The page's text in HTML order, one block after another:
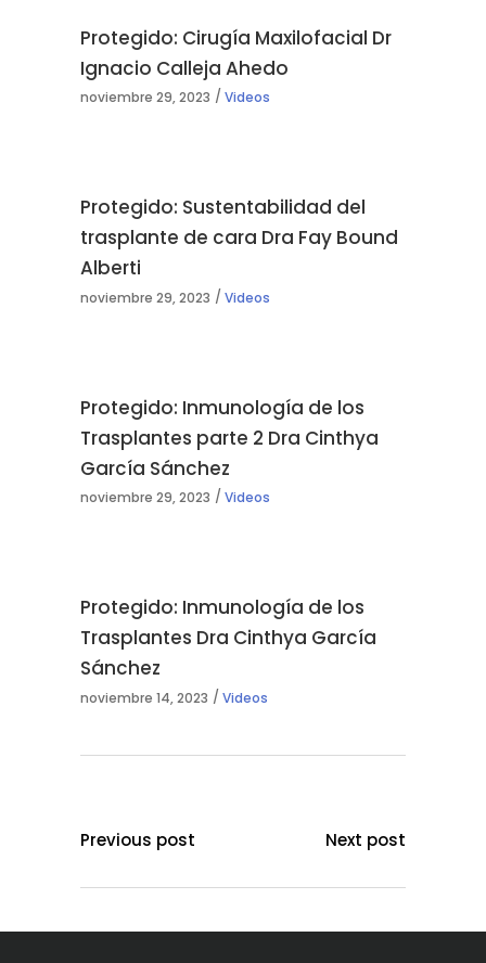
Protegido: Cirugía Maxilofacial Dr
Ignacio Calleja Ahedo
noviembre 29, 2023 Videos
Protegido: Sustentabilidad del
trasplante de cara Dra Fay Bound
Alberti
noviembre 29, 2023 Videos
Protegido: Inmunología de los
Trasplantes parte 2 Dra Cinthya
García Sánchez
noviembre 29, 2023 Videos
Protegido: Inmunología de los
Trasplantes Dra Cinthya García
Sánchez
noviembre 14, 2023 Videos
Previous post Next post